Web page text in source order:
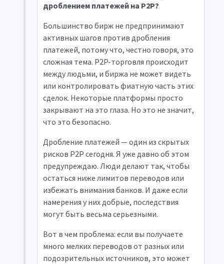
дроблением платежей на P2P?
Большинство бирж не предпринимают
активных шагов против дробления
платежей, потому что, честно говоря, это
сложная тема. P2P-торговля происходит
между людьми, и биржа не может видеть
или контролировать фиатную часть этих
сделок. Некоторые платформы просто
закрывают на это глаза. Но это не значит,
что это безопасно.
Дробление платежей — один из скрытых
рисков P2P сегодня. Я уже давно об этом
предупреждаю. Люди делают так, чтобы
остаться ниже лимитов переводов или
избежать внимания банков. И даже если
намерения у них добрые, последствия
могут быть весьма серьезными.
Вот в чем проблема: если вы получаете
много мелких переводов от разных или
подозрительных источников, это может